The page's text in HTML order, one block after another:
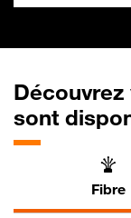
sont
Fibre